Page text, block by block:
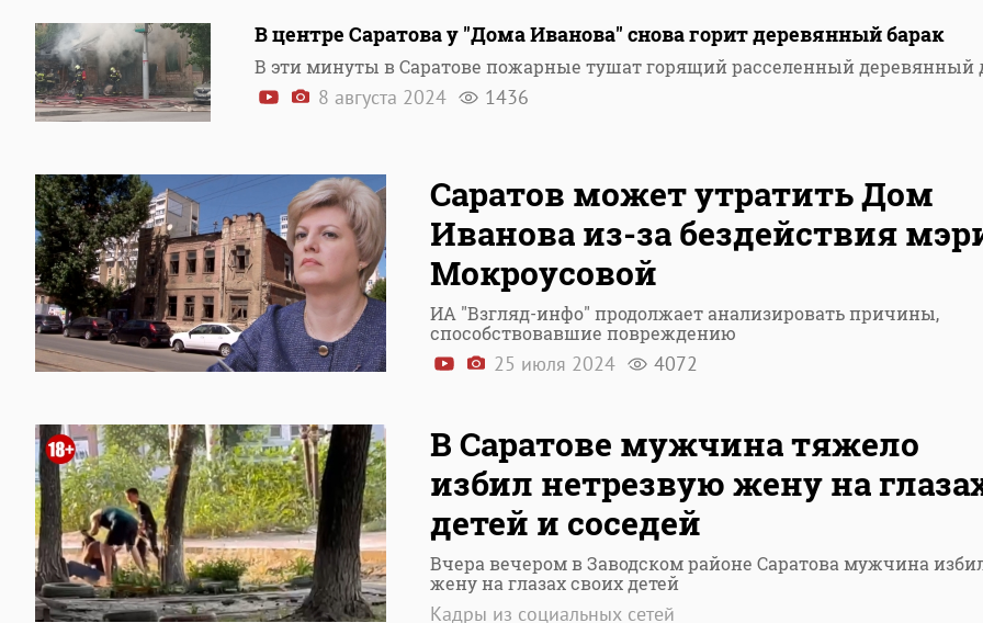
В центре Саратова у "Дома Иванова" снова горит деревянный барак
В эти минуты в Саратове пожарные тушат горящий расселенный деревянный
8 августа 2024 1436
Саратов может утратить Дом
Иванова из-за бездействия
Мокроусовой
ИА "Взгляд-инфо" продолжает анализировать причины,
способствовавшие повреждению
25 июля 2024 4072
В Саратове мужчина тяжело
избил нетрезвую жену на
детей и соседей
Вчера вечером в Заводском районе Саратова мужчина
жену на глазах своих детей
Кадры из социальных сетей